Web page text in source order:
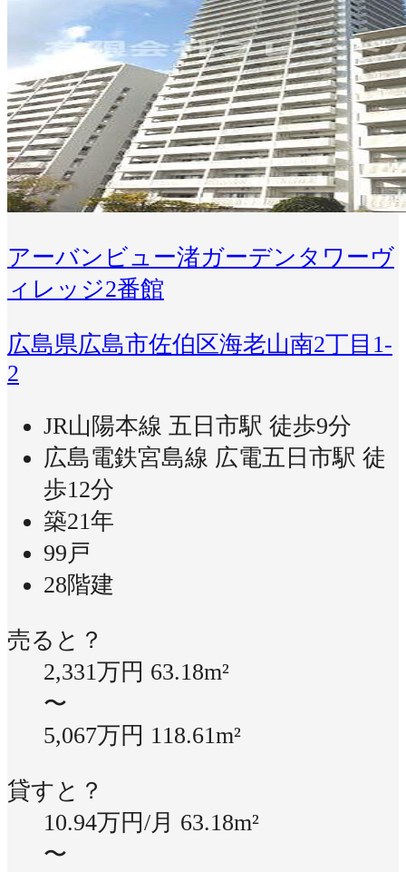
アーバンビュー渚ガーデンタワーヴ
ィレッジ2番館
広島県広島市佐伯区海老山南2丁目1-
2
JR山陽本線 五日市駅 徒歩9分
広島電鉄宮島線 広電五日市駅 徒
歩12分
築21年
99戸
28階建
売ると？
2,331万円 63.18m²
〜
5,067万円 118.61m²
貸すと？
10.94万円/月 63.18m²
〜